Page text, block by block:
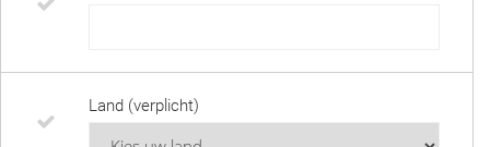
Land (verplicht)